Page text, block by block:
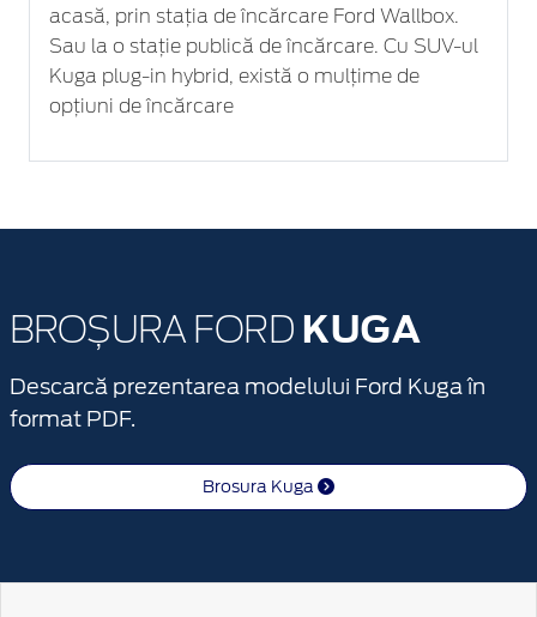
acasă, prin stația de încărcare Ford Wallbox.
Sau la o stație publică de încărcare. Cu SUV-ul
Kuga plug-in hybrid, există o mulțime de
opțiuni de încărcare
BROȘURA FORD KUGA
Descarcă prezentarea modelului Ford Kuga în
format PDF.
Brosura Kuga